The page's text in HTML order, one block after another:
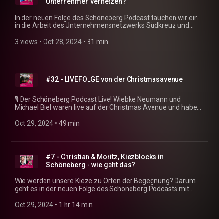
In der neuen Folge des Schöneberg Podcast tauchen wir ein
in die Arbeit des Unternehmensnetzwerks Südkreuz und
Tempelhof-Schöneberg die lokale Wirtschaft stärken. Norbert
nachhaltigen Wirtschaftens - hier erfährst du, wie
Schöneberg die Herausforderungen der Wirtschaftswelt
angeht und welche Rolle soziale Verantwortung und
Nachhaltigkeit spielen.
3 views • Oct 28, 2024 • 31 min
#32 - LIVEFOLGE von der Christmasavenue
🎙 Der Schöneberg Podcast Live! Wiebke Neumann und
Michael Biel waren live auf der Christmas Avenue und haben
Queerbeauftragten Alfonso Pantisano und Pfarrerin
zwei Spielen auch um die Geschichte des queeren
Schönebergs und die November Rainbow am Mittwoch -
reinhören lohnt sich! Und heute Abend unbedingt
vorbeikommen zur Eröffnung der Christmas Avenue. Ab 18h
geht’s los am Nollendorfplatz beim buntesten
Weihnachtsmarkt Berlins!
Oct 29, 2024 • 49 min
#7 - Christian & Moritz, Kiezblocks in
Schöneberg - wie geht das?
Wie werden unsere Kieze zu Orten der Begegnung? Darum
geht es in der neuen Folge des Schöneberg Podcasts mit
Odendahl von der Bürger*innen-Initiative Winterfeldtkiez und
Oct 29, 2024 • 1 hr 14 min